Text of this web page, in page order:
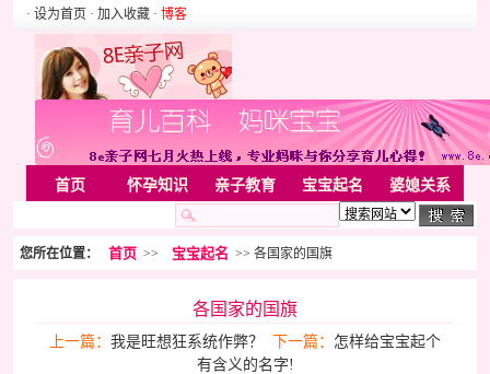
· 设为首页 · 加入收藏 · 博客
首页 怀孕知识 亲子教育 宝宝起名 婆媳关系
胎教音乐 家居 亲子游戏
美容化装 Rss
您所在位置： 首页 >> 宝宝起名 >> 各国家的国旗
各国家的国旗
上一篇： 我是旺想狂系统作弊？ 下一篇： 怎样给宝宝起个
有含义的名字!